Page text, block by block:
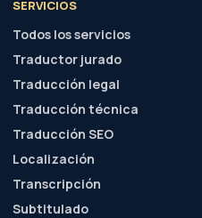
SERVICIOS
Todos los servicios
Traductor jurado
Traducción legal
Traducción técnica
Traducción SEO
Localización
Transcripción
Subtitulado